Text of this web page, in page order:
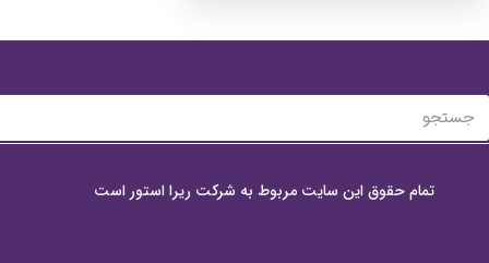
تمام حقوق این سایت مربوط به شرکت ریرا استور است